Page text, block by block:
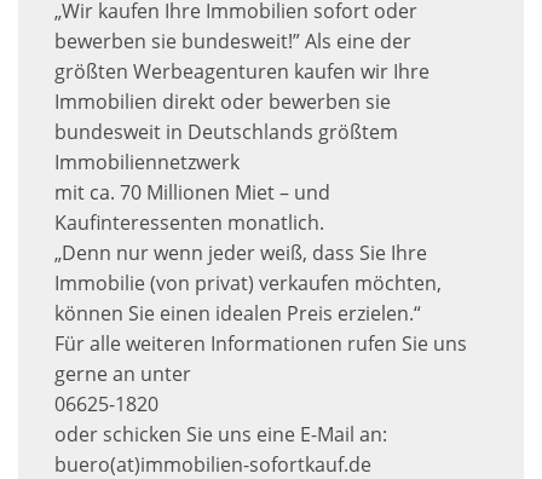
„Wir kaufen Ihre Immobilien sofort oder
bewerben sie bundesweit!” Als eine der
größten Werbeagenturen kaufen wir Ihre
Immobilien direkt oder bewerben sie
bundesweit in Deutschlands größtem
Immobiliennetzwerk
mit ca. 70 Millionen Miet – und
Kaufinteressenten monatlich.
„Denn nur wenn jeder weiß, dass Sie Ihre
Immobilie (von privat) verkaufen möchten,
können Sie einen idealen Preis erzielen.“
Für alle weiteren Informationen rufen Sie uns
gerne an unter
06625-1820
oder schicken Sie uns eine E-Mail an:
buero(at)immobilien-sofortkauf.de